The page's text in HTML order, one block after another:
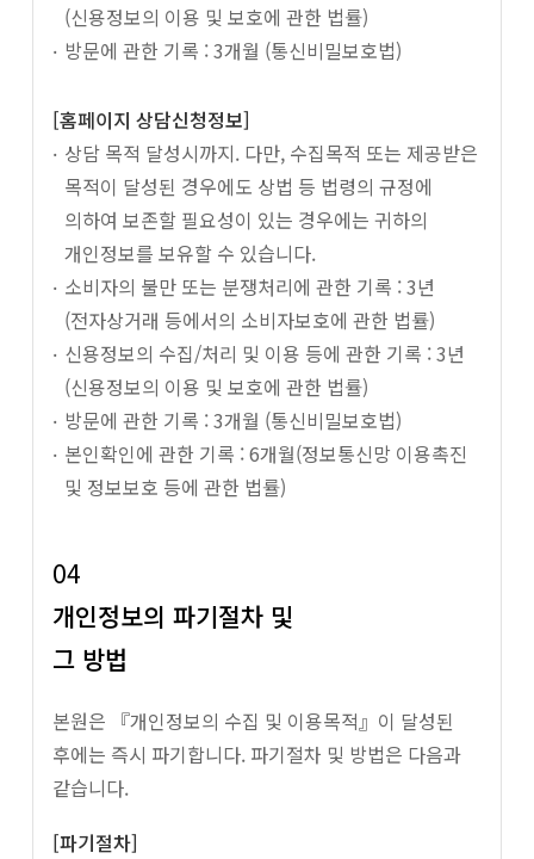
(신용정보의 이용 및 보호에 관한 법률)
방문에 관한 기록 : 3개월 (통신비밀보호법)
[홈페이지 상담신청정보]
상담 목적 달성시까지. 다만, 수집목적 또는 제공받은
목적이 달성된 경우에도 상법 등 법령의 규정에
의하여 보존할 필요성이 있는 경우에는 귀하의
개인정보를 보유할 수 있습니다.
소비자의 불만 또는 분쟁처리에 관한 기록 : 3년
(전자상거래 등에서의 소비자보호에 관한 법률)
신용정보의 수집/처리 및 이용 등에 관한 기록 : 3년
(신용정보의 이용 및 보호에 관한 법률)
방문에 관한 기록 : 3개월 (통신비밀보호법)
본인확인에 관한 기록 : 6개월(정보통신망 이용촉진
및 정보보호 등에 관한 법률)
04
개인정보의 파기절차 및
그 방법
본원은 『개인정보의 수집 및 이용목적』이 달성된
후에는 즉시 파기합니다. 파기절차 및 방법은 다음과
같습니다.
[파기절차]